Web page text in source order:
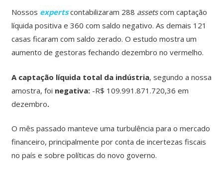
Nossos expertscontabilizaram 288 assetscom captação
líquida positiva e 360 com saldo negativo. As demais 121
casas ficaram com saldo zerado. O estudo mostra um
aumento de gestoras fechando dezembro no vermelho.
A captação líquida total da indústria, segundo a nossa
amostra, foi negativa:-R$ 109.991.871.720,36 em
dezembro.
O mês passado manteve uma turbulência para o mercado
financeiro, principalmente por conta de incertezas fiscais
no país e sobre políticas do novo governo.